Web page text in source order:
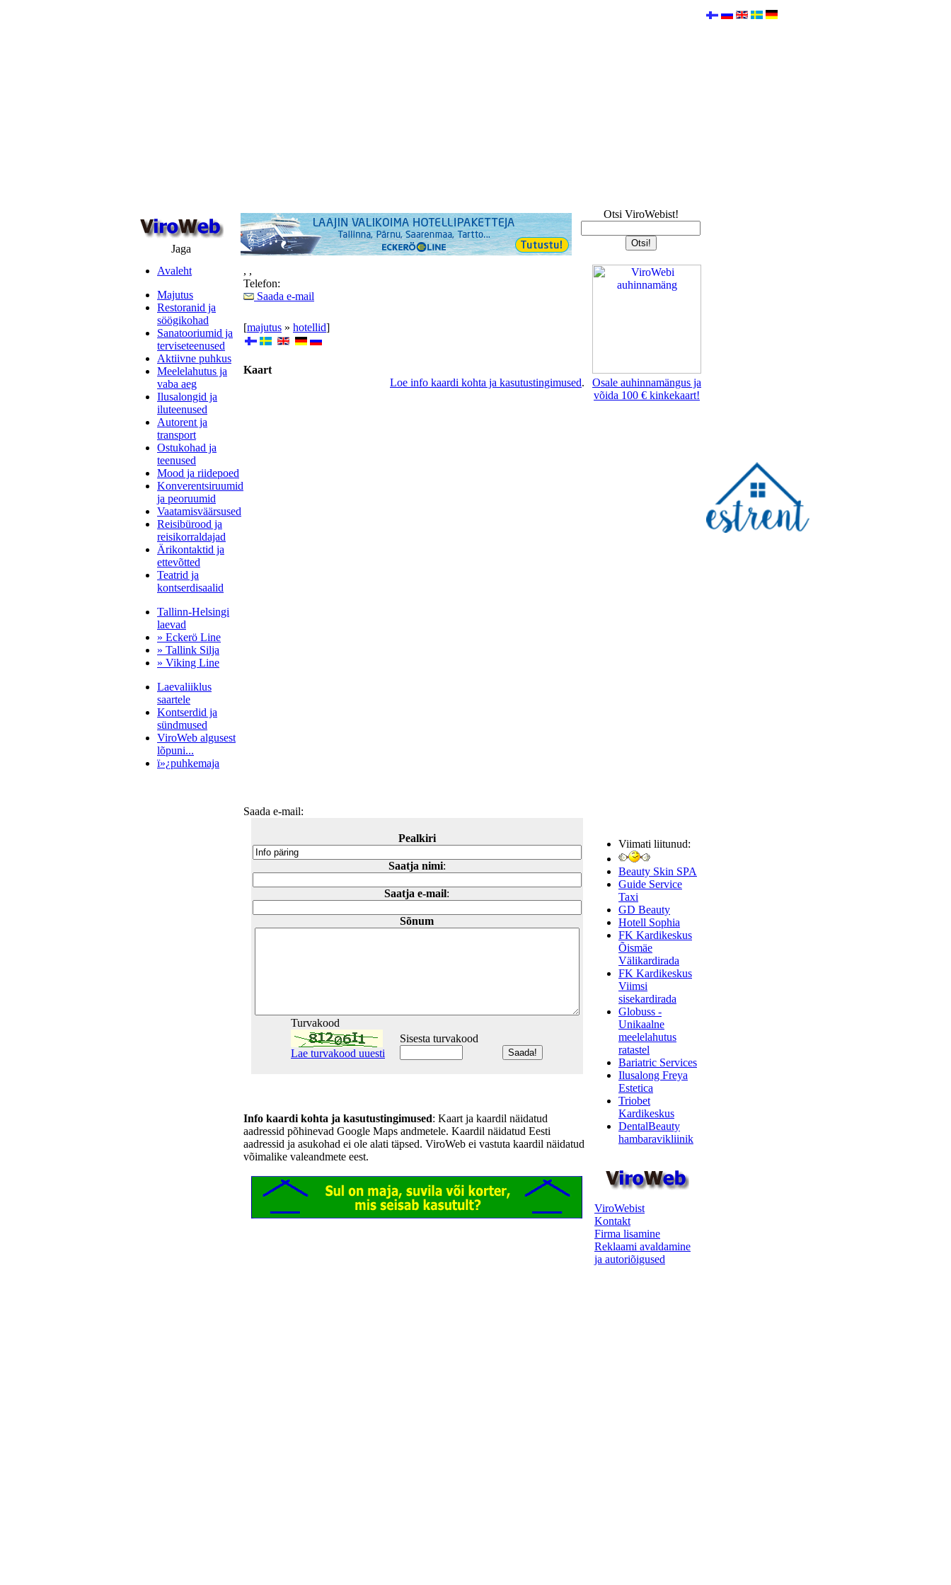
Jaga
Otsi ViroWebist!
Avaleht
Majutus
Restoranid ja
söögikohad
Sanatooriumid ja
terviseteenused
Aktiivne puhkus
Meelelahutus ja
vaba aeg
Ilusalongid ja
iluteenused
Autorent ja
transport
Ostukohad ja
teenused
Mood ja riidepoed
Konverentsiruumid
ja peoruumid
Vaatamisväärsused
Reisibürood ja
reisikorraldajad
Ärikontaktid ja
ettevõtted
Teatrid ja
kontserdisaalid
Tallinn-Helsingi
laevad
» Eckerö Line
» Tallink Silja
» Viking Line
Laevaliiklus
saartele
Kontserdid ja
sündmused
ViroWeb algusest
lõpuni...
ï»¿puhkemaja
, ,
Telefon:
Saada e-mail
[majutus » hotellid]
Kaart
Loe info kaardi kohta ja kasutustingimused.
Saada e-mail:
Pealkiri
Saatja nimi:
Saatja e-mail:
Sõnum
Turvakood
Lae turvakood uuesti
Sisesta turvakood
Info kaardi kohta ja kasutustingimused: Kaart ja kaardil näidatud
aadressid põhinevad Google Maps andmetele. Kaardil näidatud Eesti
aadressid ja asukohad ei ole alati täpsed. ViroWeb ei vastuta kaardil näidatud
võimalike valeandmete eest.
Osale auhinnamängus ja
võida 100 € kinkekaart!
Viimati liitunud:
Beauty Skin SPA
Guide Service
Taxi
GD Beauty
Hotell Sophia
FK Kardikeskus
Õismäe
Välikardirada
FK Kardikeskus
Viimsi
sisekardirada
Globuss -
Unikaalne
meelelahutus
ratastel
Bariatric Services
Ilusalong Freya
Estetica
Triobet
Kardikeskus
DentalBeauty
hambaravikliinik
ViroWebist
Kontakt
Firma lisamine
Reklaami avaldamine
ja autoriõigused